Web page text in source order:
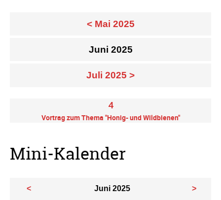
< Mai 2025
Juni 2025
Juli 2025 >
4
Vortrag zum Thema "Honig- und Wildbienen"
Mini-Kalender
< Juni 2025 >